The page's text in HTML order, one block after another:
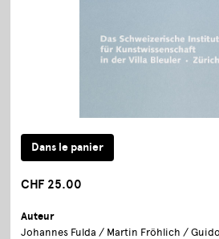
CHF 25.00
Auteur
Johannes Fulda / Martin Fröhlich /